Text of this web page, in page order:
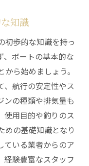
と日除け
用する方法
る船の選び方
トの選定
ポット紹介
作り
用
知識
初歩的な知識を持っ
、ボートの基本的な
ら始めましょう。
、航行の安定性やス
ンの種類や排気量も
使用目的や釣りのス
めの基礎知識となり
ている業者からのア
経験豊富なスタッフ